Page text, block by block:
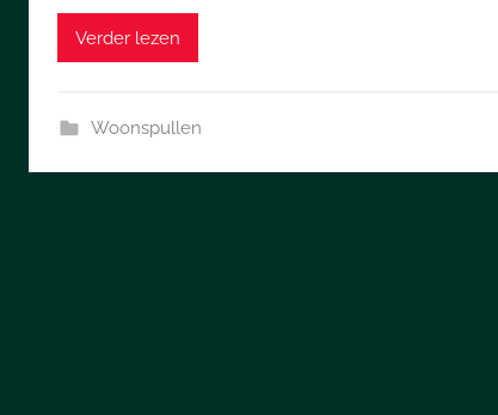
Verder lezen
Woonspullen